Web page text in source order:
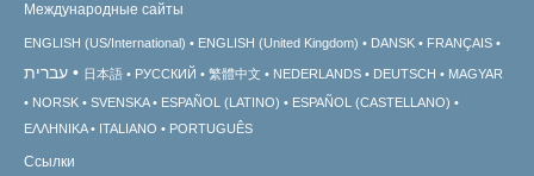
Международные сайты
ENGLISH (US/International) ENGLISH (United Kingdom) DANSK FRANÇAIS
עברית 日本語 РУССКИЙ 繁體中文 NEDERLANDS DEUTSCH
MAGYAR
NORSK
SVENSKA ESPAÑOL (LATINO)
ESPAÑOL (CASTELLANO)
ΕΛΛΗΝΙΚA
ITALIANO PORTUGUÊS
Ссылки